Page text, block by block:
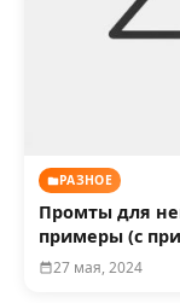
РАЗНОЕ
Промты для
примеры (с
27 мая, 2024